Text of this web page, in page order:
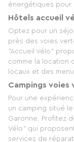
énergétiques pour
Hôtels accueil
Optez pour un
près des voies
"Accueil Vélo"
comme la location
locaux et des
Campings voies
Pour une
un camping situé
Garonne. Profitez
Vélo" qui
services de